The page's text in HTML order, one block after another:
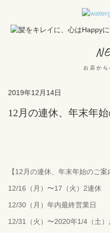
お店か
2019年12月14日
12月の連休、年末年
【12月の連休、年末年始のご案
12/16（月）〜17（火）2連休
12/30（月）年内最終営業日
12/31（火）〜2020年1/4（土）